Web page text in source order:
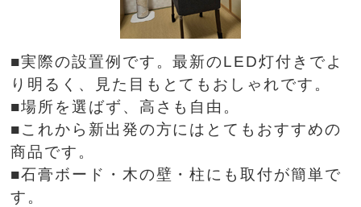
■実際の設置例です。最新のLED灯付きでよ
り明るく、見た目もとてもおしゃれです。
■場所を選ばず、高さも自由。
■これから新出発の方にはとてもおすすめの
商品です。
■石膏ボード・木の壁・柱にも取付が簡単で
す。